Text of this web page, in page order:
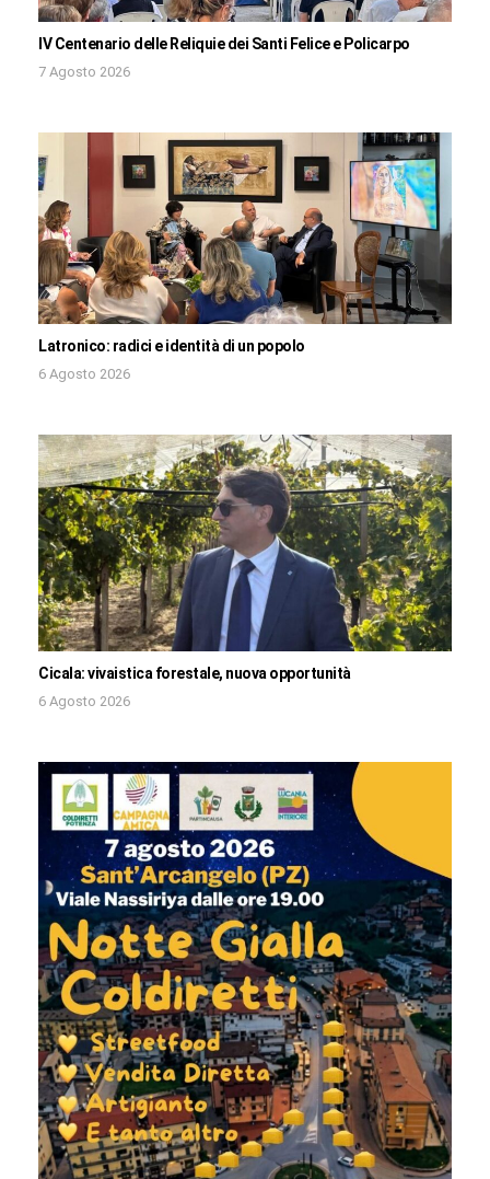
IV Centenario delle Reliquie dei Santi Felice e Policarpo
7 Agosto 2026
Latronico: radici e identità di un popolo
6 Agosto 2026
Cicala: vivaistica forestale, nuova opportunità
6 Agosto 2026